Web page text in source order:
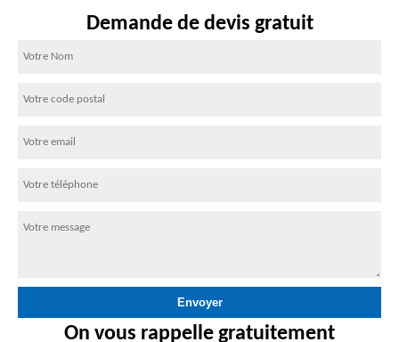
Demande de devis gratuit
On vous rappelle gratuitement